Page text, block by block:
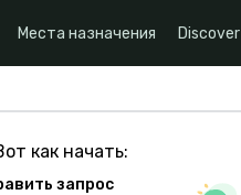
Места назначения Discover
как начать:
запрос